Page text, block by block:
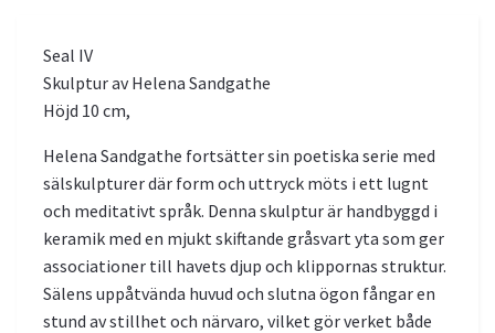
Seal IV
Skulptur av Helena Sandgathe
Höjd 10 cm,
Helena Sandgathe fortsätter sin poetiska serie med
sälskulpturer där form och uttryck möts i ett lugnt
och meditativt språk. Denna skulptur är handbyggd i
keramik med en mjukt skiftande gråsvart yta som ger
associationer till havets djup och klippornas struktur.
Sälens uppåtvända huvud och slutna ögon fångar en
stund av stillhet och närvaro, vilket gör verket både